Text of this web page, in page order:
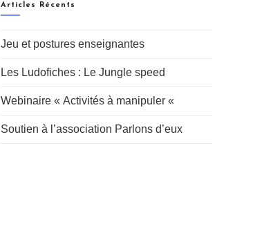
Articles Récents
Jeu et postures enseignantes
Les Ludofiches : Le Jungle speed
Webinaire « Activités à manipuler «
Soutien à l’association Parlons d’eux